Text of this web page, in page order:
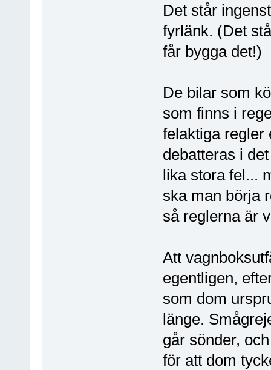
Det står
fyrlänk. (Det
får bygga det!)
De bilar som
som finns i
felaktiga regler
debatteras i
lika stora fel...
ska man börja
så reglerna är
Att
egentligen,
som dom
länge.
går sönder,
för att dom